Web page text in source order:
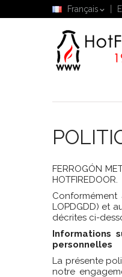
Français
FERROGÓN
HOTFIREDOOR.
LOPDGDD) et
décrites ci-
Informations
personnelles
La présente
notre